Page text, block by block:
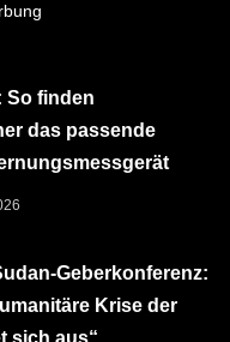
So finden
das passende
Geberkonferenz:
Krise der
sich aus“